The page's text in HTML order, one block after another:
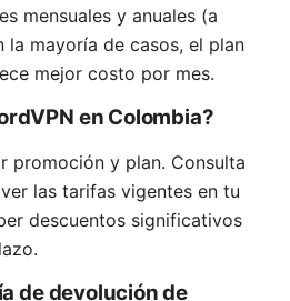
mensuales y anuales (a
la mayoría de casos, el plan
mejor costo por mes.
en Colombia?
promoción y plan. Consulta
las tarifas vigentes en tu
descuentos significativos
de devolución de